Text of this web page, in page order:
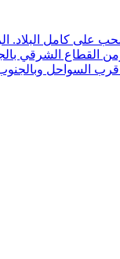
على كامل البلاد.
القطاع الشرقي